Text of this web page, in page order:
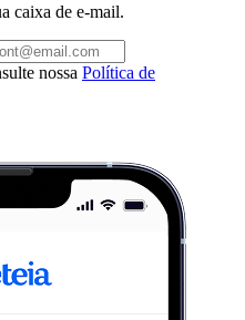
caixa de e-mail.
nossa Política de